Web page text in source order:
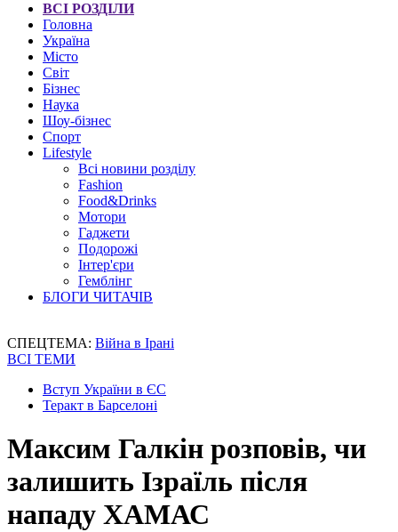
ВСІ РОЗДІЛИ
Головна
Україна
Місто
Світ
Бізнес
Наука
Шоу-бізнес
Спорт
Lifestyle
Всі новини розділу
Fashion
Food&Drinks
Мотори
Гаджети
Подорожі
Інтер'єри
Гемблінг
БЛОГИ ЧИТАЧІВ
СПЕЦТЕМА: Війна в Ірані
ВСІ ТЕМИ
Вступ України в ЄС
Теракт в Барселоні
Максим Галкін розповів, чи
залишить Ізраїль після
нападу ХАМАС